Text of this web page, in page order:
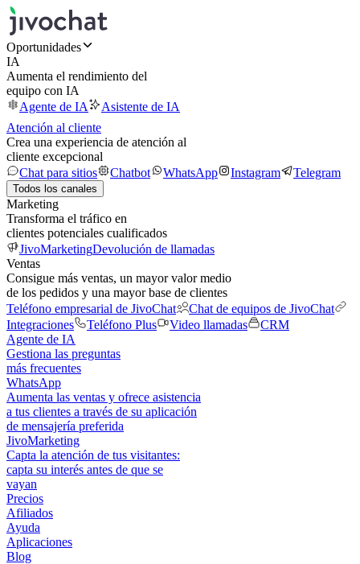
Oportunidades
IA
Aumenta el rendimiento del
equipo con IA
Agente de IA
Asistente de IA
Atención al cliente
Crea una experiencia de atención al
cliente excepcional
Chat para sitios
Chatbot WhatsApp Instagram Telegram
Todos los canales
Marketing
Transforma el tráfico en
clientes potenciales cualificados
JivoMarketingDevolución de llamadas
Ventas
Consigue más ventas, un mayor valor medio
de los pedidos y una mayor base de clientes
Teléfono empresarial de JivoChat
Chat de equipos de JivoChat
Integraciones
Teléfono Plus Video llamadas
CRM
Agente de IA
Gestiona las preguntas
más frecuentes
WhatsApp
Aumenta las ventas y ofrece asistencia
a tus clientes a través de su aplicación
de mensajería preferida
JivoMarketing
Capta la atención de tus visitantes:
capta su interés antes de que se
vayan
Precios
Afiliados
Ayuda
Aplicaciones
Blog